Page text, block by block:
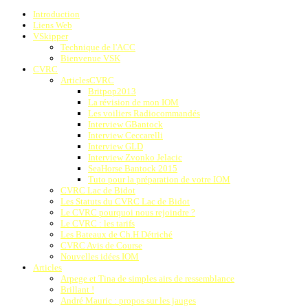
Introduction
Liens Web
VSkipper
Technique de l'ACC
Bienvenue VSK
CVRC
ArticlesCVRC
Britpop2013
La révision de mon IOM
Les voiliers Radiocommandés
Interview GBantock
Interview Ceccarelli
Interview GLD
Interview Zvonko Jelacic
SeaHorse Bantock 2015
Tuto pour la préparation de votre IOM
CVRC Lac de Bidot
Les Statuts du CVRC Lac de Bidot
Le CVRC pourquoi nous rejoindre ?
Le CVRC : les tarifs
Les Bateaux de Ch.H.Détriché
CVRC Avis de Course
Nouvelles idées IOM
Articles
Arpege et Tina de simples airs de ressemblance
Brillant !
André Mauric : propos sur les jauges